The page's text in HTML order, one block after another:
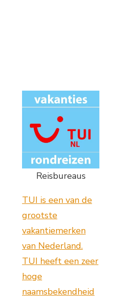
Reisbureaus
TUI is een van de
grootste
vakantiemerken
van Nederland.
TUI heeft een zeer
hoge
naamsbekendheid